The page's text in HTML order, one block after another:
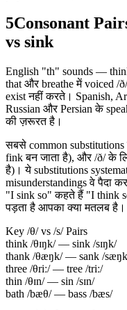
5Consonant
vs sink
English "th" sounds —
that और breathe में voiced /
exist नहीं करते। Spanish,
Russian और Persian के
की ज़रूरत है।
सबसे common substitutions
fink बन जाता है), और /ð/ के
है)। ये substitutions
misunderstandings वे पैदा
"I sink so" कहते हैं "I think
पड़ता है आपका क्या मतलब है।
Key /θ/ vs /s/ Pairs
think /θɪŋk/ — sink /sɪŋk/
thank /θæŋk/ — sank /
three /θriː/ — tree /triː/
thin /θɪn/ — sin /sɪn/
bath /bæθ/ — bass /bæs/